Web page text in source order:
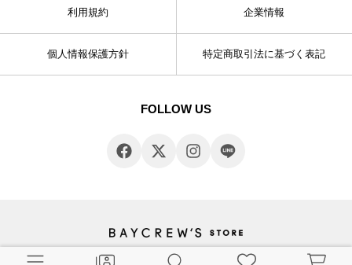
利用規約 企業情報
個人情報保護方針 特定商取引法に基づく表記
FOLLOW US
© BAYCREW’S CO., LTD. All rights reserved.